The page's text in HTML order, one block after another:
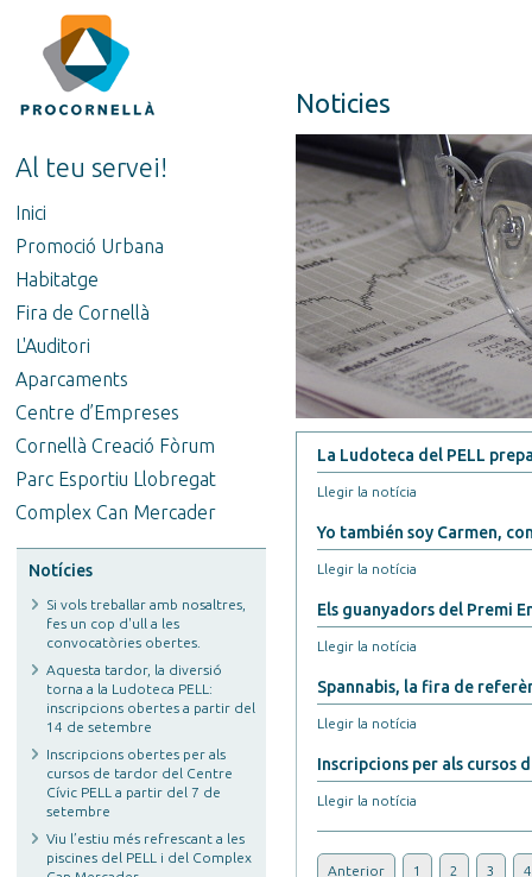
Al teu servei!
Inici
Promoció Urbana
Habitatge
Fira de Cornellà
L'Auditori
Aparcaments
Centre d’Empreses
Cornellà Creació Fòrum
Parc Esportiu Llobregat
Complex Can Mercader
Notícies
Si vols treballar amb nosaltres,
fes un cop d'ull a les
convocatòries obertes.
Aquesta tardor, la diversió
torna a la Ludoteca PELL:
inscripcions obertes a partir del
14 de setembre
Inscripcions obertes per als
cursos de tardor del Centre
Cívic PELL a partir del 7 de
setembre
Viu l’estiu més refrescant a les
piscines del PELL i del Complex
Noticies
La Ludoteca del PELL
Llegir la notícia
Yo también soy Carmen,
Llegir la notícia
Els guanyadors del Premi
Llegir la notícia
Spannabis, la fira de
Llegir la notícia
Inscripcions per als cursos
Llegir la notícia
Anterior 1 2 3 4